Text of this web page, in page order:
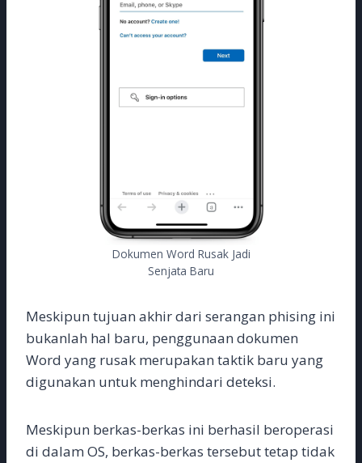
Dokumen Word Rusak Jadi
Senjata Baru
Meskipun tujuan akhir dari serangan phising ini
bukanlah hal baru, penggunaan dokumen
Word yang rusak merupakan taktik baru yang
digunakan untuk menghindari deteksi.
Meskipun berkas-berkas ini berhasil beroperasi
di dalam OS, berkas-berkas tersebut tetap tidak